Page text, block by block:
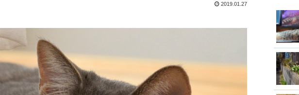
2019.01.27